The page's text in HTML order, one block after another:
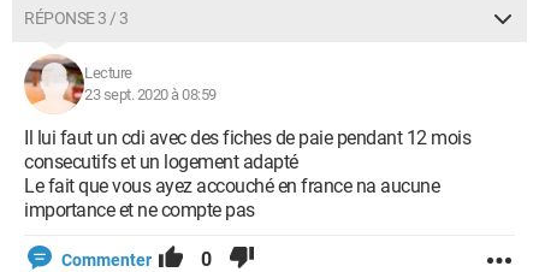
RÉPONSE 3 / 3
Lecture
23 sept. 2020 à 08:59
Il lui faut un cdi avec des fiches de paie pendant 12 mois
consecutifs et un logement adapté
Le fait que vous ayez accouché en france na aucune
importance et ne compte pas
Commenter 0